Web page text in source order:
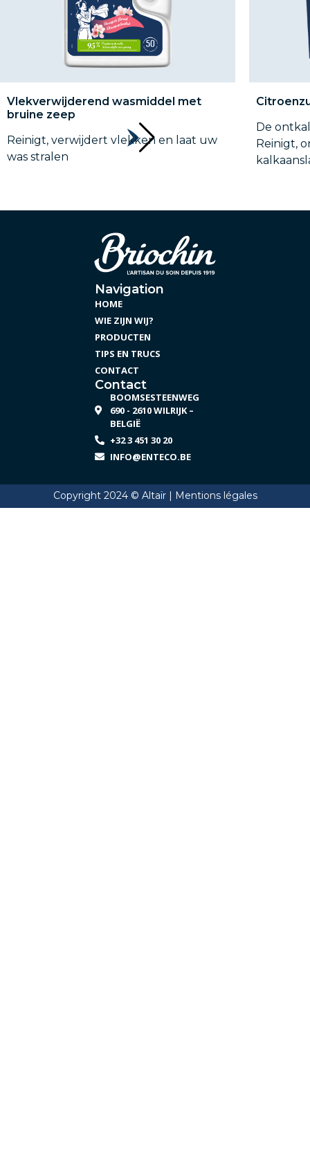
Vlekverwijderend wasmiddel met
bruine zeep
Reinigt, verwijdert vlekken en laat uw
was stralen
De
Reinigt,
Navigation
HOME
WIE ZIJN WIJ?
PRODUCTEN
TIPS EN TRUCS
CONTACT
Contact
BOOMSESTEENWEG
690 - 2610 WILRIJK –
BELGIË
+32 3 451 30 20
INFO@ENTECO.BE
Copyright 2024 © Altaïr | Mentions légales